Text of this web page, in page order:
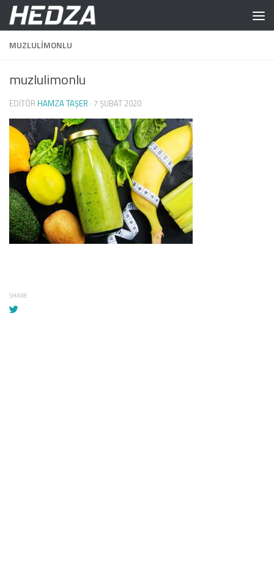
Skip to content
MUZLULIMONLU
muzlulimonlu
EDITÖR HAMZA TAŞER · 7 ŞUBAT 2020
SHARE